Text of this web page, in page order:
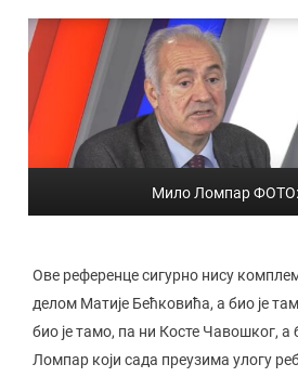
Мило Ломпар
Ове референце сигурно нису
делом Матије Бећковића, а био је
био је тамо, па ни Косте Чавошког,
Ломпар који сада преузима улогу